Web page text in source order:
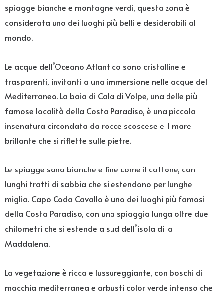
spiagge bianche e montagne verdi, questa zona è
considerata uno dei luoghi più belli e desiderabili al
mondo.
Le acque dell’Oceano Atlantico sono cristalline e
trasparenti, invitanti a una immersione nelle acque del
Mediterraneo. La baia di Cala di Volpe, una delle più
famose località della Costa Paradiso, è una piccola
insenatura circondata da rocce scoscese e il mare
brillante che si riflette sulle pietre.
Le spiagge sono bianche e fine come il cottone, con
lunghi tratti di sabbia che si estendono per lunghe
miglia. Capo Coda Cavallo è uno dei luoghi più famosi
della Costa Paradiso, con una spiaggia lunga oltre due
chilometri che si estende a sud dell’isola di la
Maddalena.
La vegetazione è ricca e lussureggiante, con boschi di
macchia mediterranea e arbusti color verde intenso che